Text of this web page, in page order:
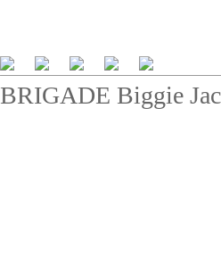
BRIGADE Biggie